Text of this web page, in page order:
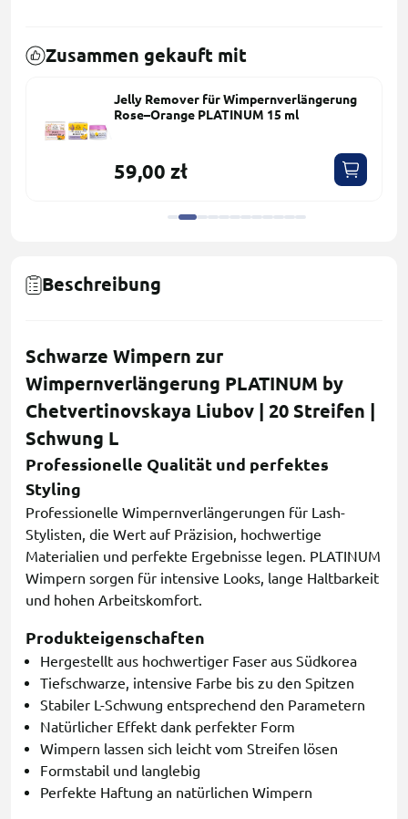
Zusammen gekauft mit
Jelly Remover für Wimpernverlängerung
Rose–Orange PLATINUM 15 ml
59,00 zł
Beschreibung
Schwarze Wimpern zur
Wimpernverlängerung PLATINUM by
Chetvertinovskaya Liubov | 20 Streifen |
Schwung L
Professionelle Qualität und perfektes
Styling
Professionelle Wimpernverlängerungen für Lash-
Stylisten, die Wert auf Präzision, hochwertige
Materialien und perfekte Ergebnisse legen. PLATINUM
Wimpern sorgen für intensive Looks, lange Haltbarkeit
und hohen Arbeitskomfort.
Produkteigenschaften
Hergestellt aus hochwertiger Faser aus Südkorea
Tiefschwarze, intensive Farbe bis zu den Spitzen
Stabiler L-Schwung entsprechend den Parametern
Natürlicher Effekt dank perfekter Form
Wimpern lassen sich leicht vom Streifen lösen
Formstabil und langlebig
Perfekte Haftung an natürlichen Wimpern